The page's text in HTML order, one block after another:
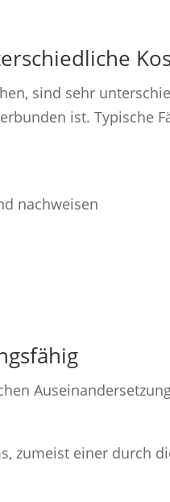
sind sehr
ist. Typische
nachweisen
zumeist einer durch